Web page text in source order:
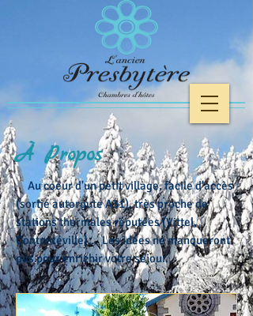
À Propos
Au coeur d'un petit village, facile d'accès
(sortie autoroute A31), très proche de
stations thermales réputées (Vittel,
Contrexéville)... Les idées ne manqueront
pas pour enrichir votre séjour.